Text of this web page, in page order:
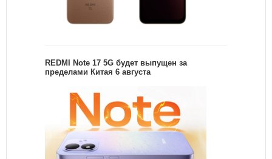
REDMI Note 17 5G будет выпущен за
пределами Китая 6 августа